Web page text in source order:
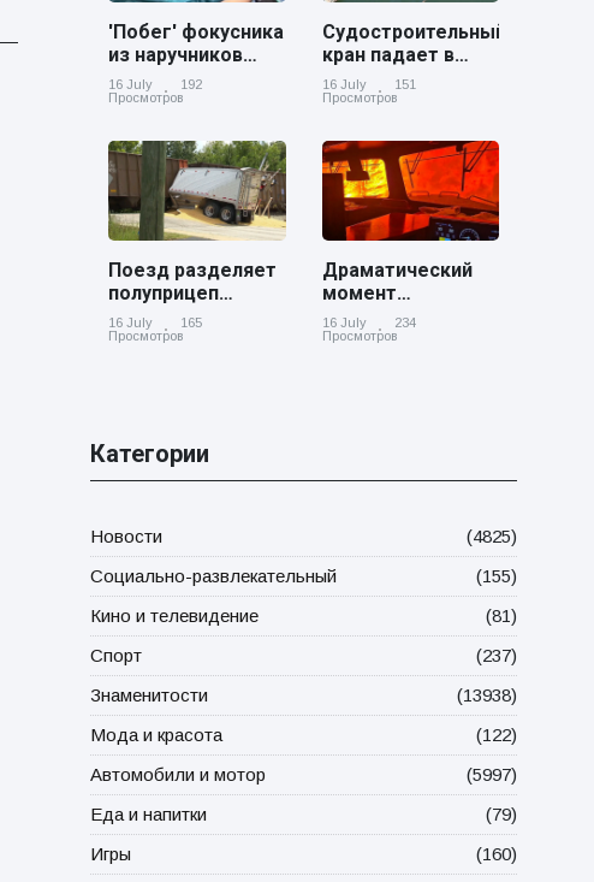
'Побег' фокусника
из наручников
вызвал смех у
аудитории
16 July
192
Просмотров
Судостроительный
кран падает в
реку Купер возле
Чарльстона
16 July
151
Просмотров
Поезд разделяет
полуприцеп
пополам на
железнодорожном
16 July
165
Просмотров
Драматический
момент
канадский
грузовой поезд
16 July
234
Просмотров
Категории
Новости
(4825)
Социально-развлекательный
(155)
Кино и телевидение
(81)
Спорт
(237)
Знаменитости
(13938)
Мода и красота
(122)
Автомобили и мотор
(5997)
Еда и напитки
(79)
Игры
(160)